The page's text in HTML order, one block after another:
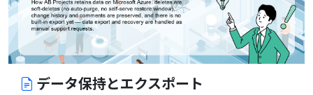
データ保持とエクスポート